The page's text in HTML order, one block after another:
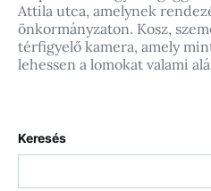
Attila utca, amelynek
önkormányzaton. Kosz,
térfigyelő kamera, amely
lehessen a lomokat valami
Keresés